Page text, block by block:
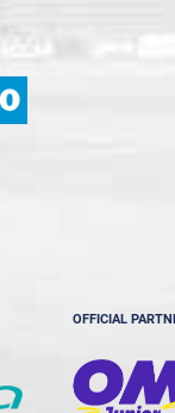
OFFICIAL